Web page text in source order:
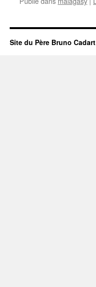
Site du Père Bruno Cadart